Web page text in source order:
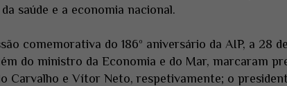
saúde e a economia nacional.
comemorativa do 186º aniversário da AIP, a 28
do ministro da Economia e do Mar, marcaram
Carvalho e Vítor Neto, respetivamente; o